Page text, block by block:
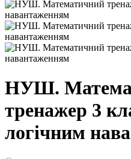
НУШ.
тренажер 3
логічним